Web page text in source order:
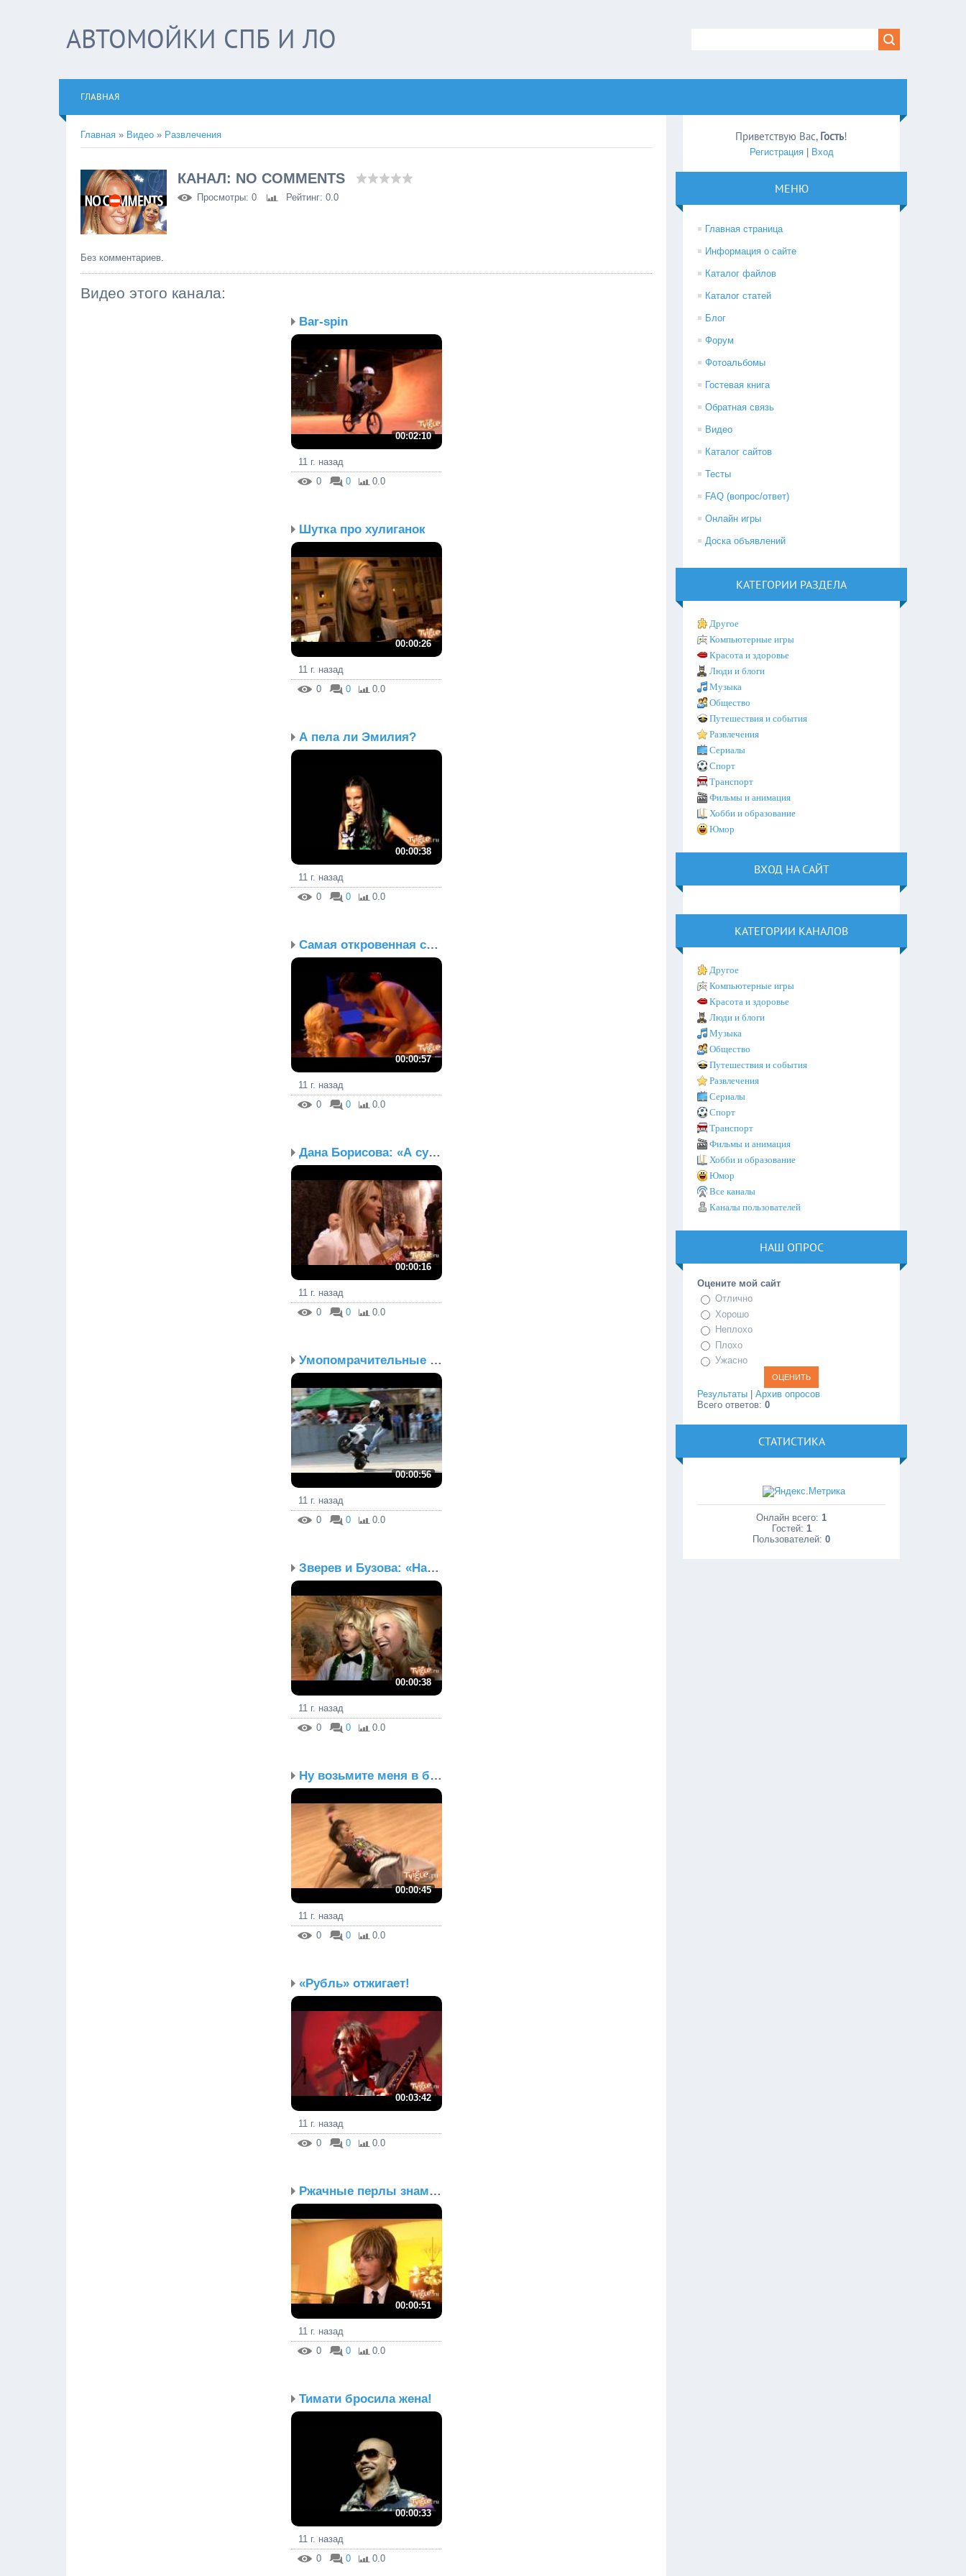
АВТОМОЙКИ СПБ И ЛО
ГЛАВНАЯ
Главная » Видео » Развлечения
КАНАЛ: NO COMMENTS
Просмотры: 0 Рейтинг: 0.0
Без комментариев.
Видео этого канала:
Bar-spin
00:02:10
11 г. назад
0
0 0.0
Шутка про хулиганок
00:00:26
11 г. назад
0
0 0.0
А пела ли Эмилия?
00:00:38
11 г. назад
0
0 0.0
Самая откровенная сцена...
00:00:57
11 г. назад
0
0 0.0
Дана Борисова: «А сумку...
00:00:16
11 г. назад
0
0 0.0
Умопомрачительные трюки
00:00:56
11 г. назад
0
0 0.0
Зверев и Бузова: «Наш с...
00:00:38
11 г. назад
0
0 0.0
Ну возьмите меня в балет!
00:00:45
11 г. назад
0
0 0.0
«Рубль» отжигает!
00:03:42
11 г. назад
0
0 0.0
Ржачные перлы знаменито...
00:00:51
11 г. назад
0
0 0.0
Тимати бросила жена!
00:00:33
11 г. назад
0
0 0.0
Приветствую Вас, Гость!
Регистрация| Вход
МЕНЮ
Главная страница
Информация о сайте
Каталог файлов
Каталог статей
Блог
Форум
Фотоальбомы
Гостевая книга
Обратная связь
Видео
Каталог сайтов
Тесты
FAQ (вопрос/ответ)
Онлайн игры
Доска объявлений
КАТЕГОРИИ РАЗДЕЛА
Другое
Компьютерные игры
Красота и здоровье
Люди и блоги
Музыка
Общество
Путешествия и события
Развлечения
Сериалы
Спорт
Транспорт
Фильмы и анимация
Хобби и образование
Юмор
ВХОД НА САЙТ
КАТЕГОРИИ КАНАЛОВ
Другое
Компьютерные игры
Красота и здоровье
Люди и блоги
Музыка
Общество
Путешествия и события
Развлечения
Сериалы
Спорт
Транспорт
Фильмы и анимация
Хобби и образование
Юмор
Все каналы
Каналы пользователей
НАШ ОПРОС
Оцените мой сайт
Отлично
Хорошо
Неплохо
Плохо
Ужасно
Результаты |Архив опросов
Всего ответов:0
СТАТИСТИКА
Онлайн всего: 1
Гостей: 1
Пользователей:0